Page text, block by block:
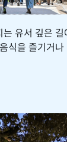
유서 깊은
식을 즐기거